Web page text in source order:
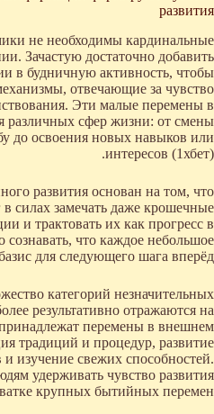
развития
не необходимы кардинальные
Зачастую достаточно добавить
в будничную активность, чтобы
отвечающие за чувство
Эти малые перемены в
различных сфер жизни: от смены
до освоения новых навыков или
интересов (1хбет).
развития основан на том, что
в силах замечать даже крошечные
и трактовать их как прогресс в
что каждое небольшое
для следующего шага вперёд.
категорий незначительных
результативно отражаются на
перемены в внешнем
традиций и процедур, развитие
изучение свежих способностей.
удерживать чувство развития
крупных бытийных перемен.